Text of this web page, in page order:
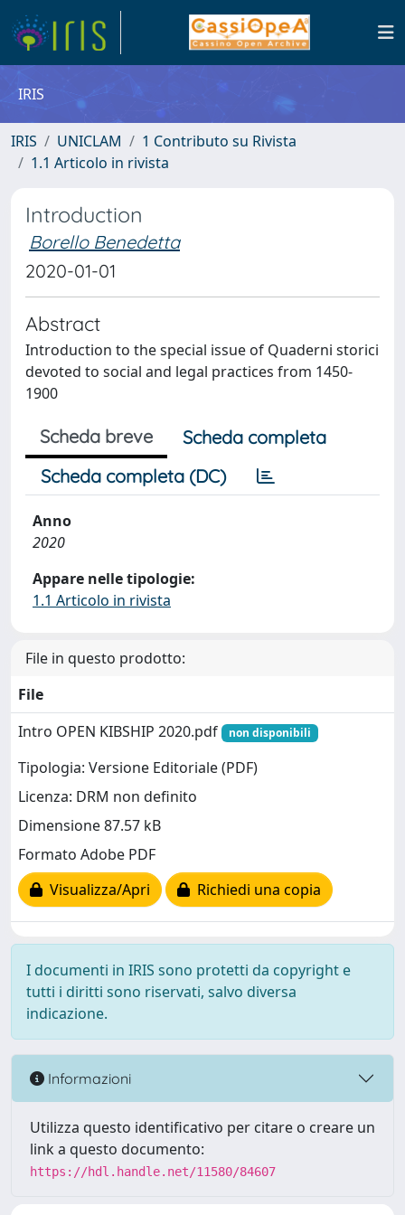
IRIS
IRIS UNICLAM
1 Contributo su Rivista
1.1 Articolo in rivista
Introduction
Borello Benedetta
2020-01-01
Abstract
Introduction to the special issue of Quaderni storici
devoted to social and legal practices from 1450-
1900
Scheda breve
Scheda completa
Scheda completa (DC)
Anno
2020
Appare nelle tipologie:
1.1 Articolo in rivista
File in questo prodotto:
File
Intro OPEN KIBSHIP 2020.pdf
non disponibili
Tipologia: Versione Editoriale (PDF)
Licenza: DRM non definito
Dimensione 87.57 kB
Formato Adobe PDF
Visualizza/Apri
Richiedi una copia
I documenti in IRIS sono protetti da copyright e
tutti i diritti sono riservati, salvo diversa
indicazione.
Informazioni
Utilizza questo identificativo per citare o creare un
link a questo documento:
https://hdl.handle.net/11580/84607